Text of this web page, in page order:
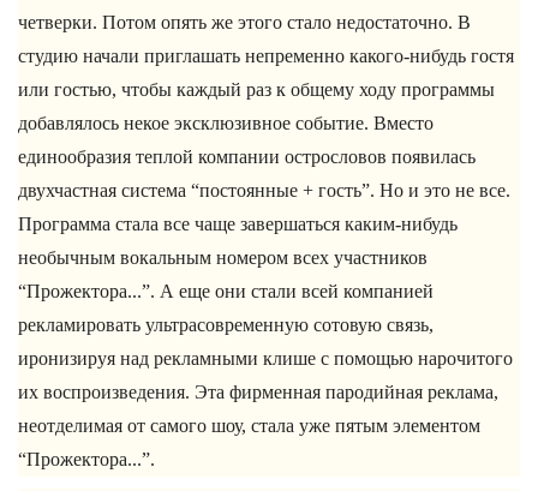
четверки. Потом опять же этого стало недостаточно. В
студию начали приглашать непременно какого-нибудь гостя
или гостью, чтобы каждый раз к общему ходу программы
добавлялось некое эксклюзивное событие. Вместо
единообразия теплой компании острословов появилась
двухчастная система “постоянные + гость”. Но и это не все.
Программа стала все чаще завершаться каким-нибудь
необычным вокальным номером всех участников
“Прожектора...”. А еще они стали всей компанией
рекламировать ультрасовременную сотовую связь,
иронизируя над рекламными клише с помощью нарочитого
их воспроизведения. Эта фирменная пародийная реклама,
неотделимая от самого шоу, стала уже пятым элементом
“Прожектора...”.